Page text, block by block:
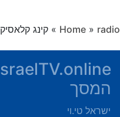
Home » radio
» קינג קלאסיק FM
המסך
ישראל טי.וי